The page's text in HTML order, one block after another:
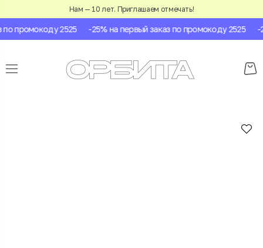
Нам — 10 лет. Приглашаем отмечать!
промокоду 2525 -25% на первый заказ по промокоду 2525 -